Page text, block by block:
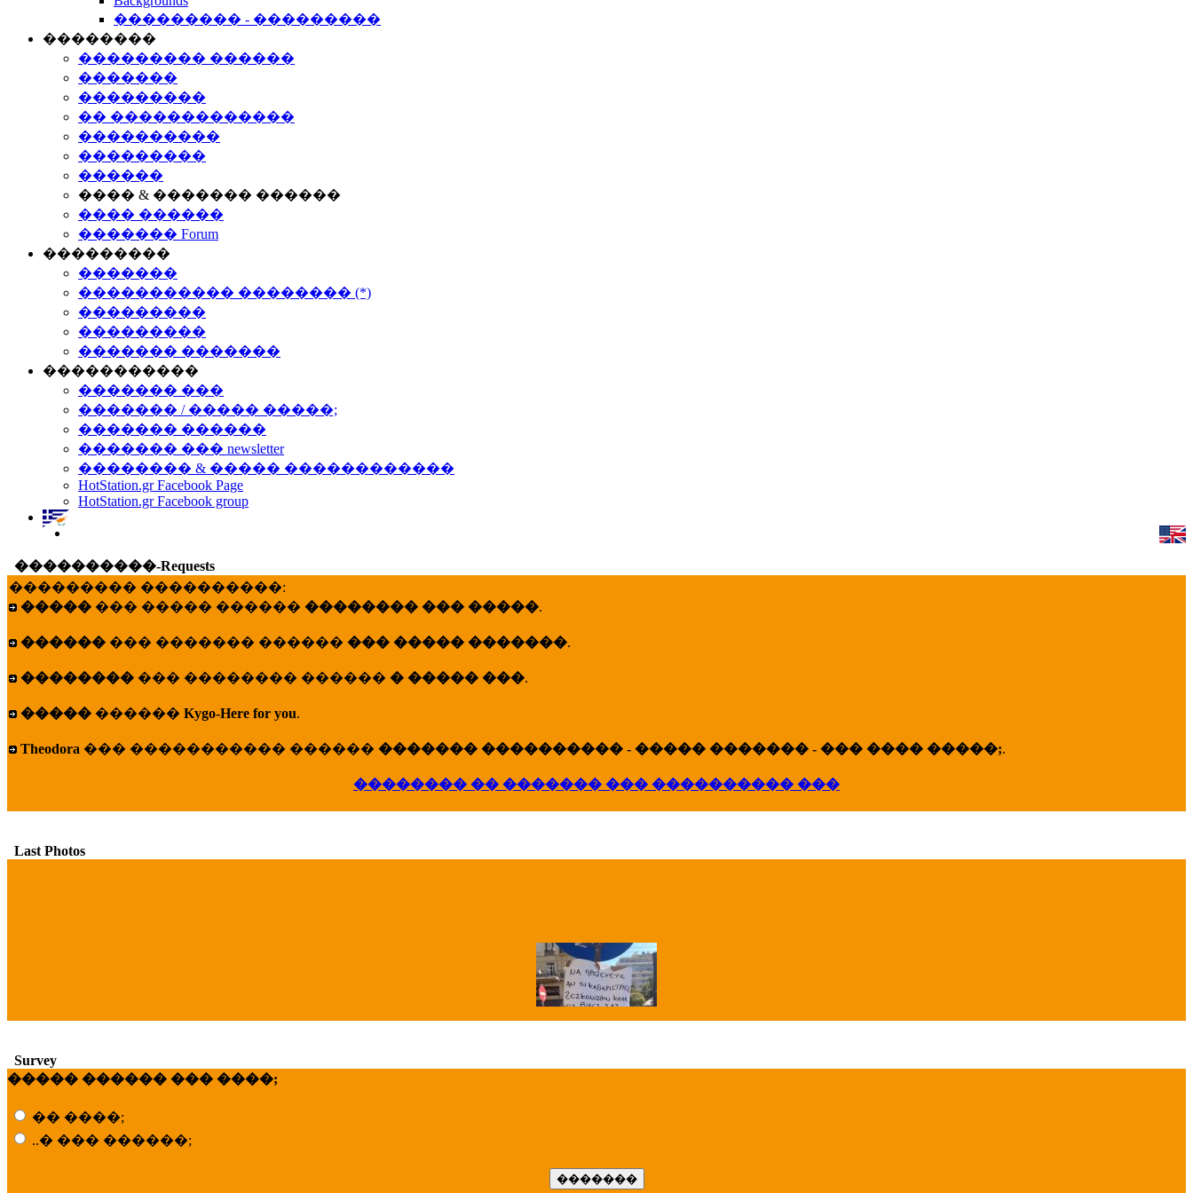
��������� - ���������
��������
��������� ������
�������
���������
�� �������������
����������
���������
������
���� & ������� ������
���� ������
������� Forum
���������
�������
����������� �������� (*)
���������
���������
������� �������
�����������
������� ���
������� / ����� �����;
������� ������
������� ��� newsletter
�������� & ����� ������������
HotStation.gr Facebook Page
HotStation.gr Facebook group
����������-Requests
��������� ����������:
����� ��� ����� ������ �������� ��� �����.
������ ��� ������� ������ ��� ����� �������.
�������� ��� �������� ������ � ����� ���.
����� ������ Kygo-Here for you.
Theodora ��� ����������� ������ ������� ���������� - ����� ������� - ��� ���� �����;.
�������� �� ������� ��� ���������� ���
Last Photos
Survey
����� ������ ��� ����;
�� ����;
..� ��� ������;